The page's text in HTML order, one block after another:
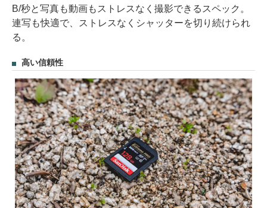
B/秒と写真も動画もストレスなく撮影できるスペック。
連写も快適で、ストレスなくシャッターを切り続けられ
る。
高い信頼性